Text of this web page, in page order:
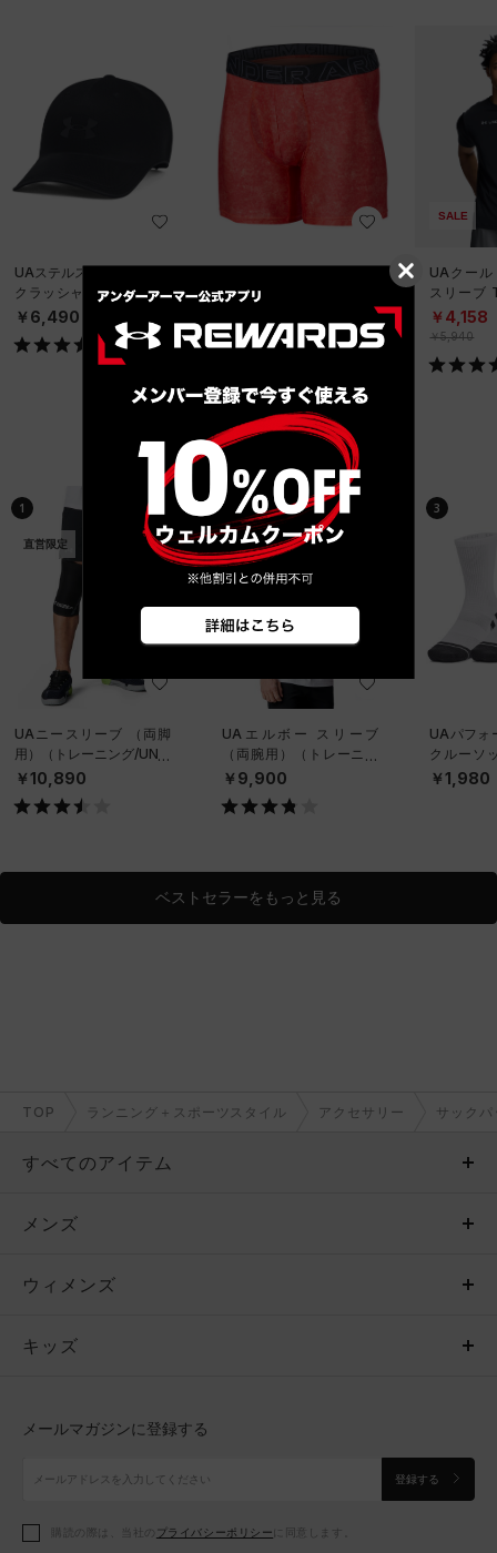
UAステルスフォーム アン
クラッシャブル キャップ
（ライフスタイル/UNISE
￥6,490
6インチ ノベルティ アン
ダーウェア（トレーニン
グ/MEN）
SALE
UAクール
スリーブ
ーニング/
￥4,158
￥5,940
ベストセラー
1
直営限定
UAニースリーブ （両脚
用）（トレーニング/UNIS
EX）
￥10,890
直営限定
UAエルボー スリーブ
（両腕用）（トレーニン
グ/UNISEX）
￥9,900
3
UAパフォ
クルーソ
ット）（
￥1,980
ベストセラーをもっと見る
TOP ランニング＋スポーツスタイル アクセサリー サックパ
すべてのアイテム
メンズ
ウィメンズ
キッズ
アクセサリー
メンズ
トップス
ボトムス
アクセサリー
ウィメンズ
トップス
シューズ
アクセサリー
キッズ
シューズ
メールマガジンに登録する
登録する
購読の際は、当社の プライバシーポリシー に同意します。